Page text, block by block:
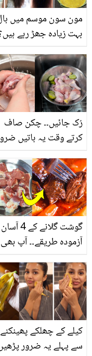
مون سون موسم میں
بہت زیادہ جھڑ رہے
بنانے کے چند قدرتی
رُک جائیں۔۔ چکن صاف
کرتے وقت یہ باتیں
گوشت گلانے
آزمودہ طریقے۔۔ آپ بھی
بتائے راز
کیلے کے چھلکے پھینکنے
سے پہلے یہ ضرور